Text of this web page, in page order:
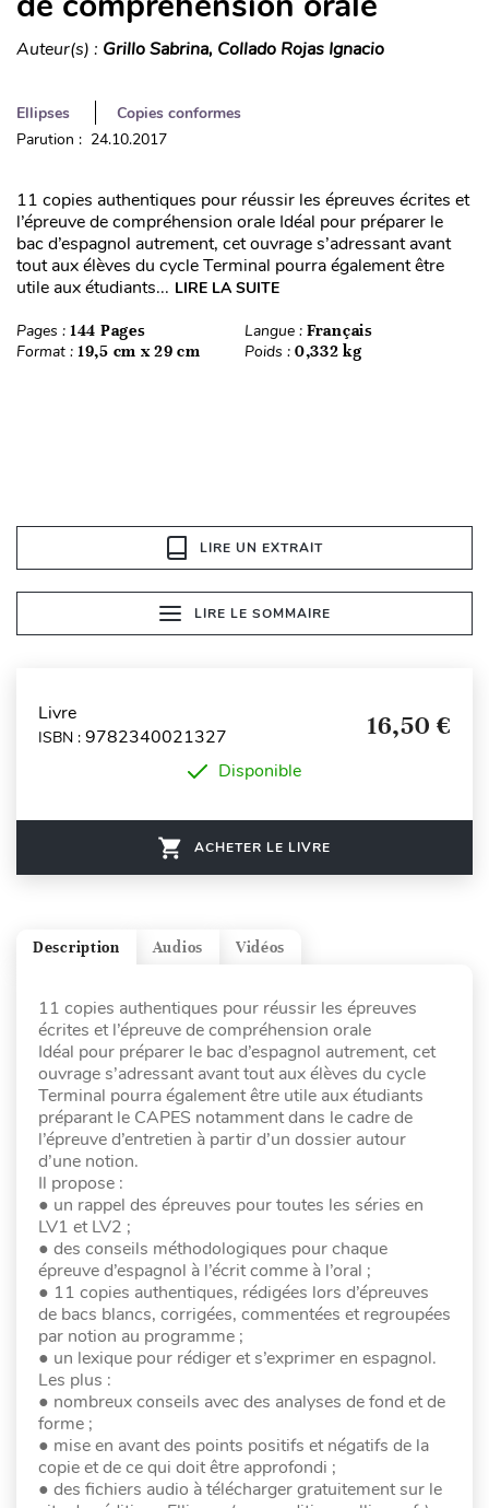
Auteur(s) : Grillo Sabrina, Collado Rojas Ignacio
Ellipses
Copies conformes
Parution : 24.10.2017
11 copies authentiques pour réussir les épreuves écrites et
l’épreuve de compréhension orale Idéal pour préparer le
bac d’espagnol autrement, cet ouvrage s’adressant avant
tout aux élèves du cycle Terminal pourra également être
utile aux étudiants... LIRE LA SUITE
Pages : 144 Pages Langue : Français
Format : 19,5 cm x 29 cm Poids : 0,332 kg
LIRE UN EXTRAIT
LIRE LE SOMMAIRE
Livre
ISBN : 9782340021327 16,50 €
Disponible
ACHETER LE LIVRE
Vidéos
Audios
Description
11 copies authentiques pour réussir les épreuves
écrites et l’épreuve de compréhension orale
Idéal pour préparer le bac d’espagnol autrement, cet
ouvrage s’adressant avant tout aux élèves du cycle
Terminal pourra également être utile aux étudiants
préparant le CAPES notamment dans le cadre de
l’épreuve d’entretien à partir d’un dossier autour
d’une notion.
Il propose :
● un rappel des épreuves pour toutes les séries en
LV1 et LV2 ;
● des conseils méthodologiques pour chaque
épreuve d’espagnol à l’écrit comme à l’oral ;
● 11 copies authentiques, rédigées lors d’épreuves
de bacs blancs, corrigées, commentées et regroupées
par notion au programme ;
● un lexique pour rédiger et s’exprimer en espagnol.
Les plus :
● nombreux conseils avec des analyses de fond et de
forme ;
● mise en avant des points positifs et négatifs de la
copie et de ce qui doit être approfondi ;
● des fichiers audio à télécharger gratuitement sur le